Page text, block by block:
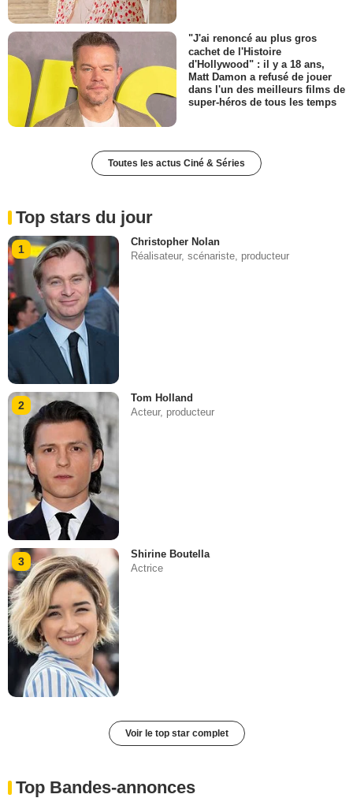
"J'ai renoncé au plus gros
cachet de l'Histoire
d'Hollywood" : il y a 18 ans,
Matt Damon a refusé de jouer
dans l'un des meilleurs films de
super-héros de tous les temps
Toutes les actus Ciné & Séries
Top stars du jour
1
Christopher Nolan
Réalisateur, scénariste, producteur
2
Tom Holland
Acteur, producteur
3
Shirine Boutella
Actrice
Voir le top star complet
Top Bandes-annonces